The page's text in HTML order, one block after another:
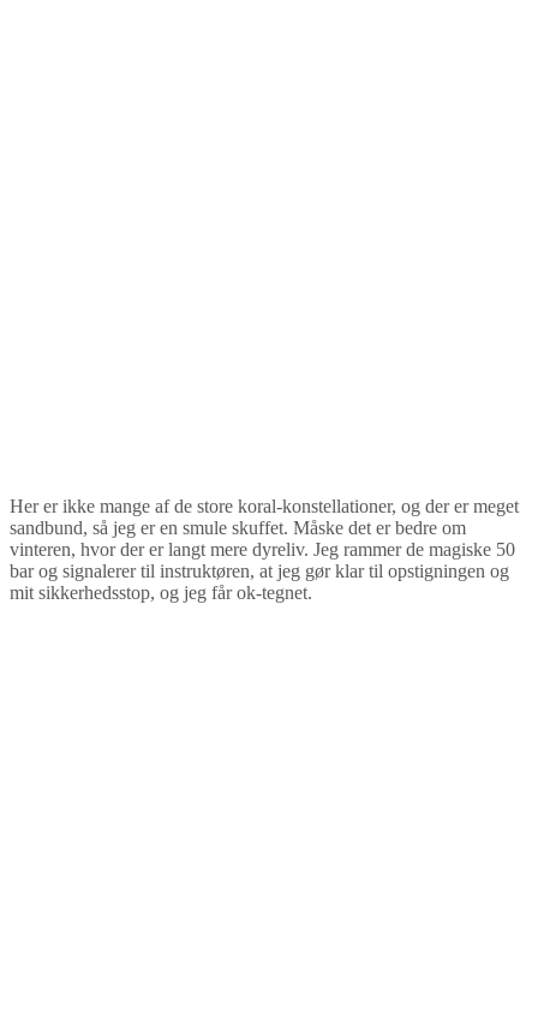
Her er ikke mange af de store koral-konstellationer, og der er meget
sandbund, så jeg er en smule skuffet. Måske det er bedre om
vinteren, hvor der er langt mere dyreliv. Jeg rammer de magiske 50
bar og signalerer til instruktøren, at jeg gør klar til opstigningen og
mit sikkerhedsstop, og jeg får ok-tegnet.